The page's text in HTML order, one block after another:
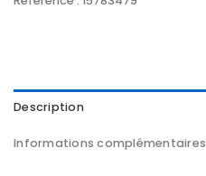
Description
Informations complémentaires